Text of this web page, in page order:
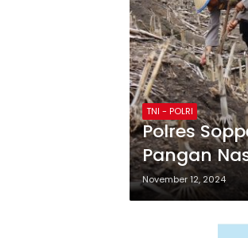
TNI - POLRI
Polres
Pangan
November 12, 2024